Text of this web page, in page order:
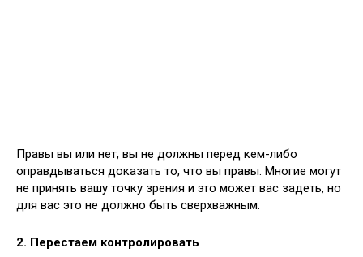
Правы вы или нет, вы не должны перед кем-либо
оправдываться доказать то, что вы правы. Многие могут
не принять вашу точку зрения и это может вас задеть, но
для вас это не должно быть сверхважным.
2. Перестаем контролировать